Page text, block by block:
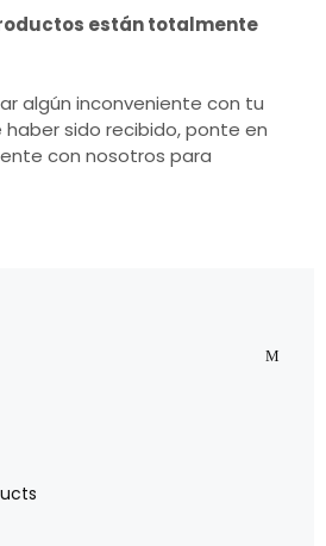
están totalmente
algún inconveniente con tu
sido recibido, ponte en
con nosotros para